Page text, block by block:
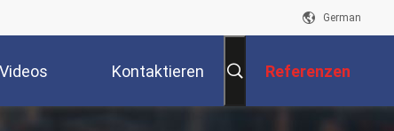
German
Videos Kontaktieren Referenzen